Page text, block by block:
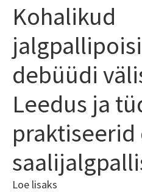
Kohalikud
debüüdi
Leedus ja
praktiseerid
Loe lisaks